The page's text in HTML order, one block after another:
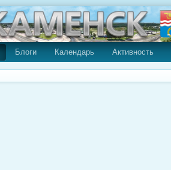
Блоги Календарь Активность